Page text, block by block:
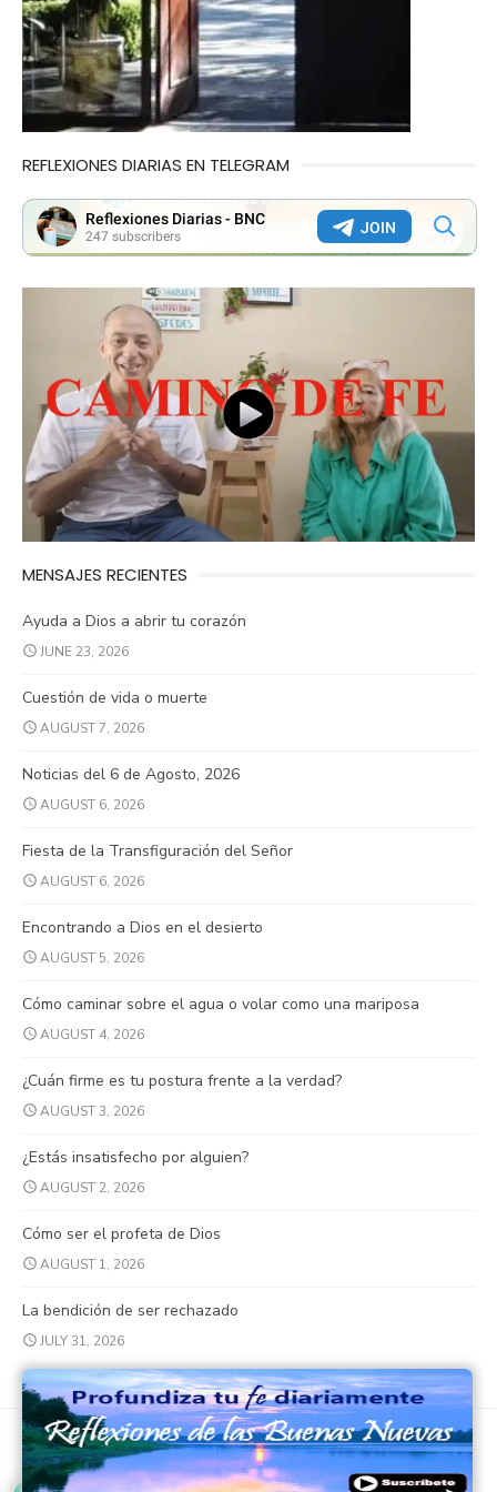
REFLEXIONES DIARIAS EN TELEGRAM
MENSAJES RECIENTES
Ayuda a Dios a abrir tu corazón
JUNE 23, 2026
Cuestión de vida o muerte
AUGUST 7, 2026
Noticias del 6 de Agosto, 2026
AUGUST 6, 2026
Fiesta de la Transfiguración del Señor
AUGUST 6, 2026
Encontrando a Dios en el desierto
AUGUST 5, 2026
Cómo caminar sobre el agua o volar como una mariposa
AUGUST 4, 2026
¿Cuán firme es tu postura frente a la verdad?
AUGUST 3, 2026
¿Estás insatisfecho por alguien?
AUGUST 2, 2026
Cómo ser el profeta de Dios
AUGUST 1, 2026
La bendición de ser rechazado
JULY 31, 2026
© 2026 Buenas Nuevas Católicas